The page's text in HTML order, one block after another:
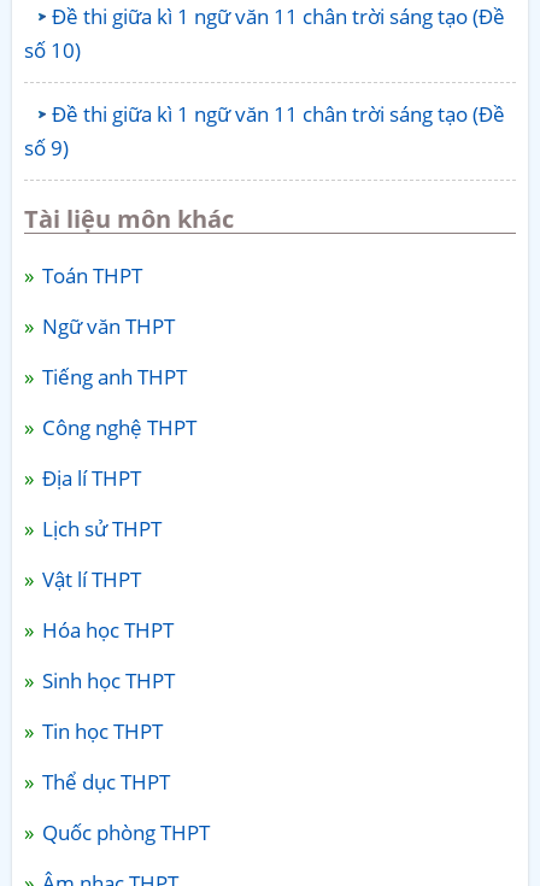
Đề thi giữa kì 1 ngữ văn 11 chân trời sáng tạo (Đề
số 10)
Đề thi giữa kì 1 ngữ văn 11 chân trời sáng tạo (Đề
số 9)
Tài liệu môn khác
Toán THPT
Ngữ văn THPT
Tiếng anh THPT
Công nghệ THPT
Địa lí THPT
Lịch sử THPT
Vật lí THPT
Hóa học THPT
Sinh học THPT
Tin học THPT
Thể dục THPT
Quốc phòng THPT